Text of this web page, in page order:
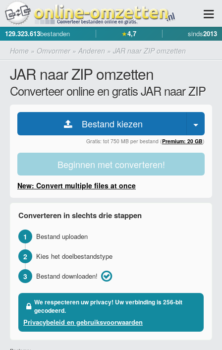
129.323.613bestanden ★4,7 sinds2013
Home » Omvormer» Anderen » JAR naar ZIP omzetten
JAR naar ZIP omzetten
Converteer online en gratis JAR naar ZIP
Bestand kiezen
Gratis: tot 750 MB per bestand (Premium: 20 GB)
Beginnen met converteren!
New: Convert multiple files at once
Converteren in slechts drie stappen
1 Bestand uploaden
2 Kies het doelbestandstype
3 Bestand downloaden!
We respecteren uw privacy! Uw verbinding is 256-bit
gecodeerd.
Privacybeleid en gebruiksvoorwaarden